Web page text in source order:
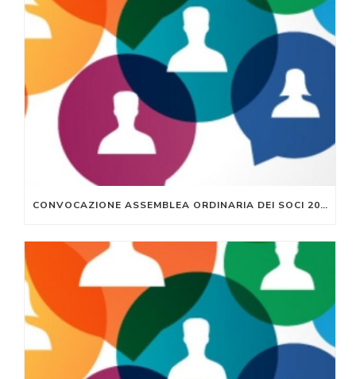
CONVOCAZIONE ASSEMBLEA ORDINARIA DEI SOCI 2024